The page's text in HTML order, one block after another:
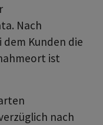
Nach
Kunden die
ist
nach